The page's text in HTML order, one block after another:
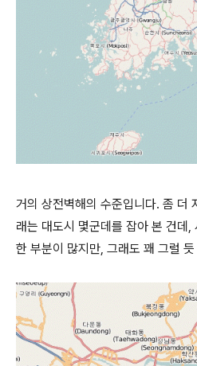
거의 상전벽해의 수준입니다. 좀 더
래는 대도시 몇군데를 잡아 본 건데
한 부분이 많지만, 그래도 꽤 그럴